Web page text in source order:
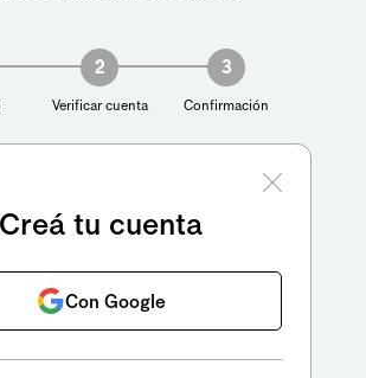
2
Verificar cuenta
3
Confirmación
Creá tu cuenta
Con Google